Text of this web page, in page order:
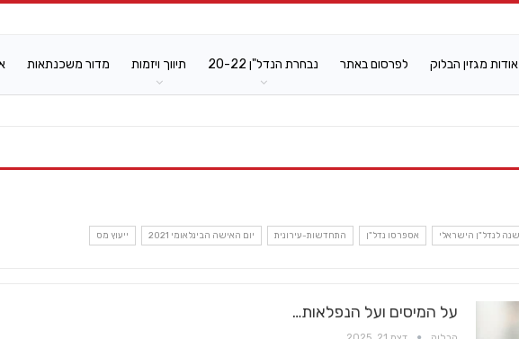
אודות מגזין הבלוק לפרסום באתר נבחרת הנדל"ן 20-22 תיווך ויזמות מדור משכנתאות
אספרסו נדל"ן התחדשות-עירונית יום האישה הבינלאומי 2021 ייעוץ מס
על המיסים ועל הנפלאות…